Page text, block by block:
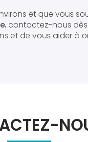
et que vous
, contactez-nous
et de vous aider à